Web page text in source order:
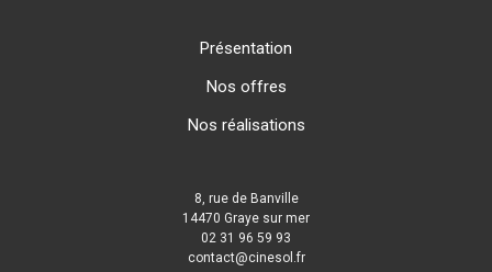
Présentation
Nos offres
Nos réalisations
8, rue de Banville
14470 Graye sur mer
02 31 96 59 93
contact@cinesol.fr